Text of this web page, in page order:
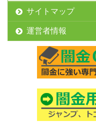
サイトマップ
運営者情報